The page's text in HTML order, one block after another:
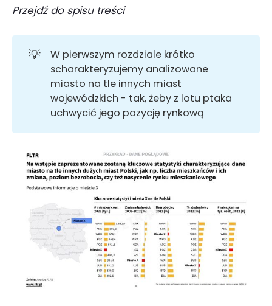
Przejdź do spisu treści
💡
W pierwszym rozdziale krótko
scharakteryzujemy analizowane
miasto na tle innych miast
wojewódzkich - tak, żeby z lotu ptaka
uchwycić jego pozycję rynkową